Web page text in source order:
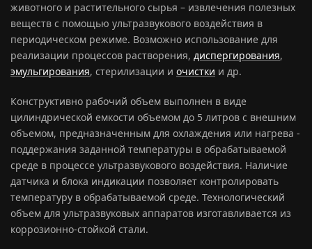
животного и растительного сырья – извлечения полезных
веществ с помощью ультразвукового воздействия в
периодическом режиме. Возможно использование для
реализации процессов растворения, диспергирования,
эмульгирования, стерилизации и очистки и др.
Конструктивно рабочий объем выполнен в виде
цилиндрической емкости объемом до 5 литров с внешним
объемом, предназначенным для охлаждения или нагрева -
поддержания заданной температуры в обрабатываемой
среде в процессе ультразвукового воздействия. Наличие
датчика и блока индикации позволяет контролировать
температуру в обрабатываемой среде. Технологический
объем для ультразвуковых аппаратов изготавливается из
коррозионно-стойкой стали.